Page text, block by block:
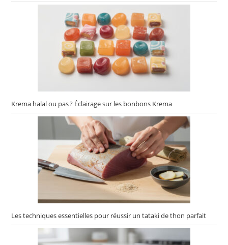
Krema halal ou pas ? Éclairage sur les bonbons Krema
Les techniques essentielles pour réussir un tataki de thon parfait